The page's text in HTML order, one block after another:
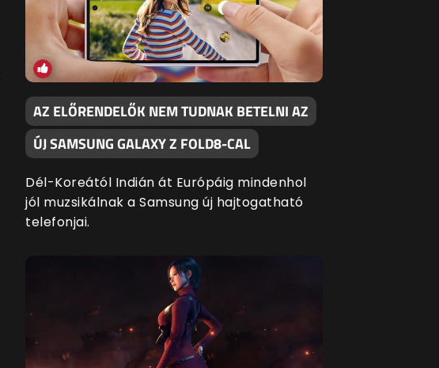
AZ ELŐRENDELŐK NEM TUDNAK BETELNI AZ
ÚJ SAMSUNG GALAXY Z FOLD8-CAL
Dél-Koreától Indián át Európáig mindenhol
jól muzsikálnak a Samsung új hajtogatható
telefonjai.